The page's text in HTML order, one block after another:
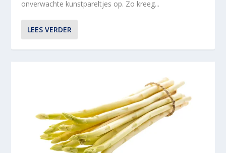
onverwachte kunstpareltjes op. Zo kreeg...
LEES VERDER